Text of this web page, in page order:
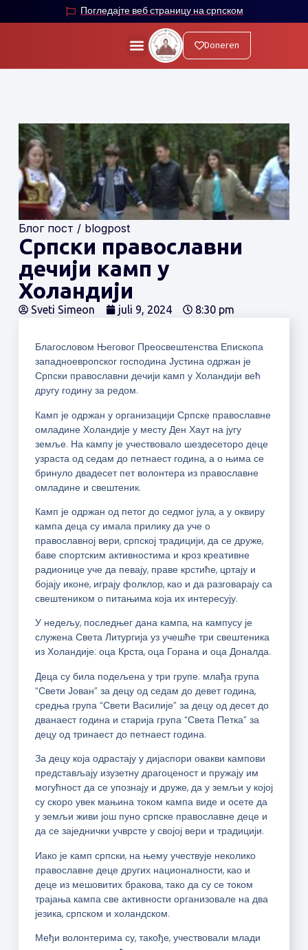
Погледајте веб страницу на српском
Doneren
Блог пост / blogpost
Српски православни
дечији камп у
Холандији
Sveti Simeon juli 9, 2024 8:30 pm
Благословом Његовог Преосвештенства Епископа
западноевропског господина Јустина одржан је
Српски православни дечији камп у Холандији већ
другу годину за редом.
Камп је одржан у организацији Српске православне
омладине Холандије у месту Ден Хаут на југу
земље. На кампу је учествовало шездесеторо деце
узраста од седам до петнаест година, а о њима се
бринуло двадесет пет волонтера из православне
омладине и свештеник.
Камп је одржан од петог до седмог јула, а у оквиру
кампа деца су имала прилику да уче о
православној вери, српској традицији, да се друже,
баве спортским активностима и кроз креативне
радионице уче да певају, праве крстиће, цртају и
бојају иконе, играју фолклор, као и да разговарају са
свештеником о питањима која их интересују.
У недељу, последњег дана кампа, на кампусу је
служена Света Литургија уз учешће три свештеника
из Холандије: оца Крста, оца Горана и оца Доналда.
Деца су била подељена у три групе: млађа група
“Свети Јован” за децу од седам до девет година,
средња група “Свети Василије” за децу од десет до
дванаест година и старија група “Света Петка” за
децу од тринаест до петнаест година.
За децу која одрастају у дијаспори овакви кампови
представљају изузетну драгоценост и пружају им
могућност да се упознају и друже, да у земљи у којој
су скоро увек мањина током кампа виде и осете да
у земљи живи још пуно српске православне деце и
да се заједнички учврсте у својој вери и традицији.
Иако је камп српски, на њему учествује неколико
православне деце других националности, као и
деце из мешовитих бракова, тако да су се током
трајања кампа све активности организовале на два
језика, српском и холандском.
Међи волонтерима су, такође, учествовали млади